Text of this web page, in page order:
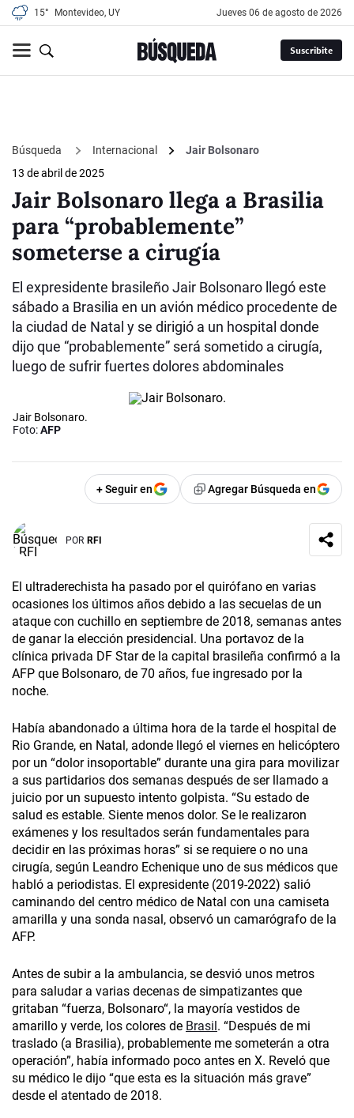
15° Montevideo, UY jueves 06 de agosto de 2026
Suscribite
Búsqueda Internacional
Jair Bolsonaro
13 de abril de 2025
Jair Bolsonaro llega a Brasilia
para “probablemente”
someterse a cirugía
El expresidente brasileño Jair Bolsonaro llegó este
sábado a Brasilia en un avión médico procedente de
la ciudad de Natal y se dirigió a un hospital donde
dijo que “probablemente” será sometido a cirugía,
luego de sufrir fuertes dolores abdominales
Jair Bolsonaro.
Foto:AFP
+ Seguir en Agregar Búsqueda en
POR RFI
El ultraderechista ha pasado por el quirófano en varias
ocasiones los últimos años debido a las secuelas de un
ataque con cuchillo en septiembre de 2018, semanas antes
de ganar la elección presidencial. Una portavoz de la
clínica privada DF Star de la capital brasileña confirmó a la
AFP que Bolsonaro, de 70 años, fue ingresado por la
noche.
Había abandonado a última hora de la tarde el hospital de
Rio Grande, en Natal, adonde llegó el viernes en helicóptero
por un “dolor insoportable” durante una gira para movilizar
a sus partidarios dos semanas después de ser llamado a
juicio por un supuesto intento golpista. “Su estado de
salud es estable. Siente menos dolor. Se le realizaron
exámenes y los resultados serán fundamentales para
decidir en las próximas horas” si se requiere o no una
cirugía, según Leandro Echenique uno de sus médicos que
habló a periodistas. El expresidente (2019-2022) salió
caminando del centro médico de Natal con una camiseta
amarilla y una sonda nasal, observó un camarógrafo de la
AFP.
Antes de subir a la ambulancia, se desvió unos metros
para saludar a varias decenas de simpatizantes que
gritaban “fuerza, Bolsonaro“, la mayoría vestidos de
amarillo y verde, los colores de Brasil. “Después de mi
traslado (a Brasilia), probablemente me someterán a otra
operación”, había informado poco antes en X. Reveló que
su médico le dijo “que esta es la situación más grave”
desde el atentado de 2018.